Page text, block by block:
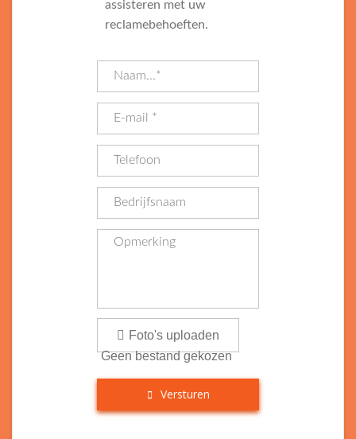
assisteren met uw
reclamebehoeften.
Foto's uploaden
Geen bestand gekozen
Versturen